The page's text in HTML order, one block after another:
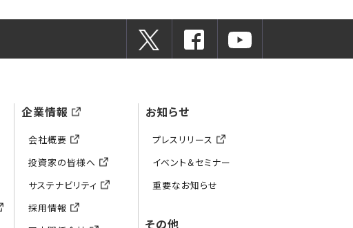
企業情報
会社概要
投資家の皆様へ
サステナビリティ
採用情報
お知らせ
プレスリリース
イベント＆セミナー
重要なお知らせ
その他